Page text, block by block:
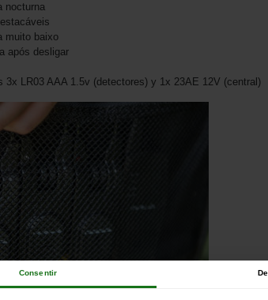
Consentir
nocturna
muito baixo
após desligar
3x LR03 AAA 1.5v (detectores) y 1x 23AE 12V (central)